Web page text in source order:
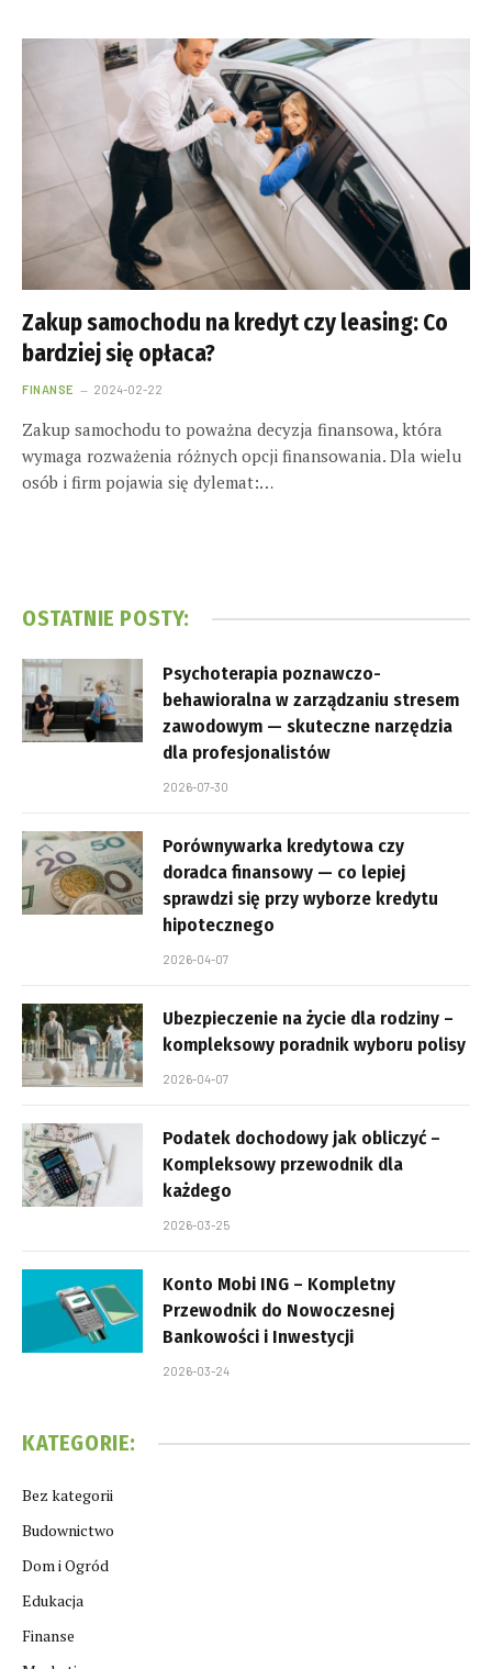
Zakup samochodu na kredyt czy leasing: Co
bardziej się opłaca?
FINANSE 2024-02-22
Zakup samochodu to poważna decyzja finansowa, która
wymaga rozważenia różnych opcji finansowania. Dla wielu
osób i firm pojawia się dylemat:…
OSTATNIE POSTY:
Psychoterapia poznawczo-
behawioralna w zarządzaniu stresem
zawodowym — skuteczne narzędzia
dla profesjonalistów
2026-07-30
Porównywarka kredytowa czy
doradca finansowy — co lepiej
sprawdzi się przy wyborze kredytu
hipotecznego
2026-04-07
Ubezpieczenie na życie dla rodziny –
kompleksowy poradnik wyboru polisy
2026-04-07
Podatek dochodowy jak obliczyć –
Kompleksowy przewodnik dla
każdego
2026-03-25
Konto Mobi ING – Kompletny
Przewodnik do Nowoczesnej
Bankowości i Inwestycji
2026-03-24
KATEGORIE:
Bez kategorii
Budownictwo
Dom i Ogród
Edukacja
Finanse